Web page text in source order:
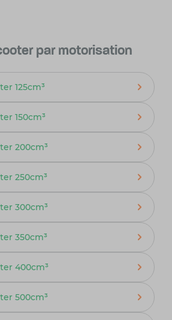
par motorisation
125cm³
150cm³
200cm³
250cm³
300cm³
350cm³
400cm³
500cm³